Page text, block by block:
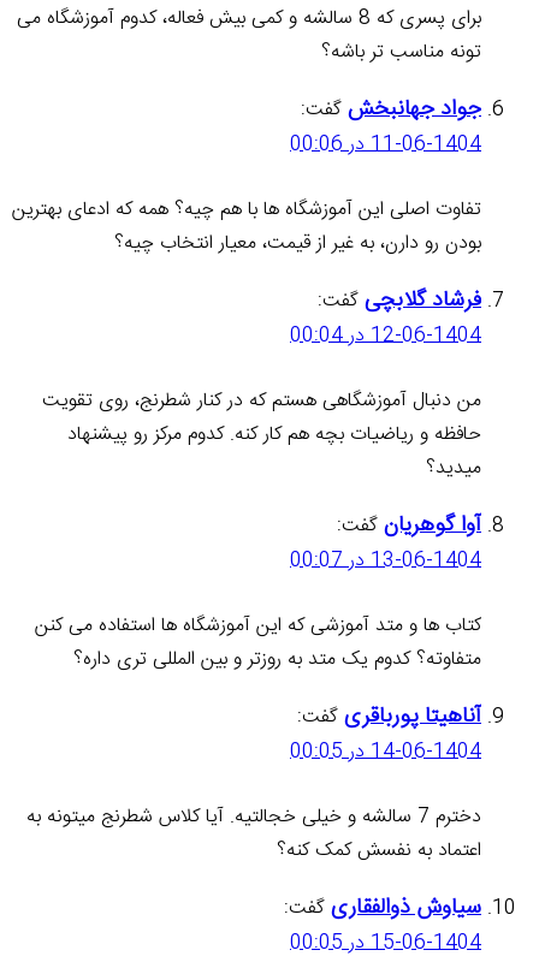
برای پسری که 8 سالشه و کمی بیش فعاله، کدوم آموزشگاه می
تونه مناسب تر باشه؟
جواد جهانبخشگفت:
11-06-1404 در 00:06
تفاوت اصلی این آموزشگاه ها با هم چیه؟ همه که ادعای بهترین
بودن رو دارن، به غیر از قیمت، معیار انتخاب چیه؟
فرشاد گلابچیگفت:
12-06-1404 در 00:04
من دنبال آموزشگاهی هستم که در کنار شطرنج، روی تقویت
حافظه و ریاضیات بچه هم کار کنه. کدوم مرکز رو پیشنهاد
میدید؟
آوا گوهریانگفت:
13-06-1404 در 00:07
کتاب ها و متد آموزشی که این آموزشگاه ها استفاده می کنن
متفاوته؟ کدوم یک متد به روزتر و بین المللی تری داره؟
آناهیتا پورباقریگفت:
14-06-1404 در 00:05
دخترم 7 سالشه و خیلی خجالتیه. آیا کلاس شطرنج میتونه به
اعتماد به نفسش کمک کنه؟
سیاوش ذوالفقاریگفت:
15-06-1404 در 00:05